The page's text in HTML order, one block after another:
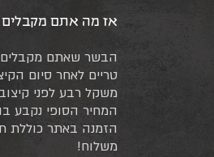
אז מה אתם
הבשר שאתם מקבלים,
טריים לאחר סיום
משקל רבע לפני קיצוב נע בין 70-100 ק”ג. פחת
המחיר הסופי נקבע
הזמנה באתר כוללת
משלוח!